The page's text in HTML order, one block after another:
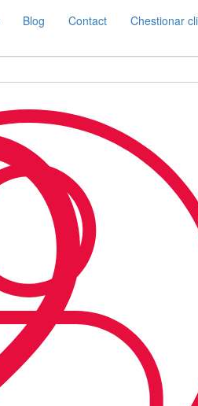
Blog Contact Chestionar